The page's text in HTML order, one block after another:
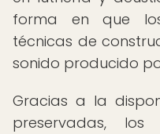
forma en que
técnicas de
sonido producido
Gracias a la
preservadas, los